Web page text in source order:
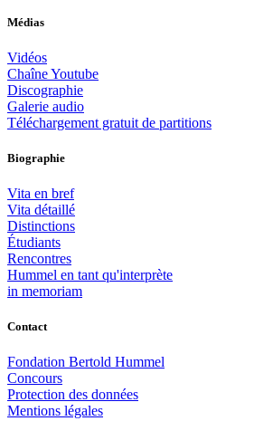
Médias
Vidéos
Chaîne Youtube
Discographie
Galerie audio
Téléchargement gratuit de partitions
Biographie
Vita en bref
Vita détaillé
Distinctions
Étudiants
Rencontres
Hummel en tant qu'interprète
in memoriam
Contact
Fondation Bertold Hummel
Concours
Protection des données
Mentions légales